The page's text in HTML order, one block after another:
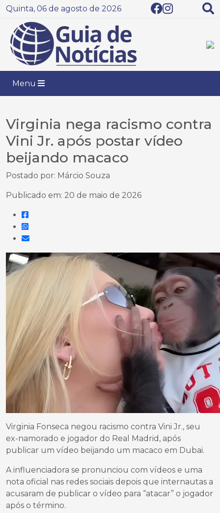
Quinta, 06 de agosto de 2026
Menu
Virginia nega racismo contra
Vini Jr. após postar vídeo
beijando macaco
Postado por: Márcio Souza
Publicado em: 20 de maio de 2026
Virginia Fonseca negou racismo contra Vini Jr., seu
ex-namorado e jogador do Real Madrid, após
publicar um vídeo beijando um macaco em Dubai.
A influenciadora se pronunciou com vídeos e uma
nota oficial nas redes sociais depois que internautas a
acusaram de publicar o vídeo para “atacar” o jogador
após o término.